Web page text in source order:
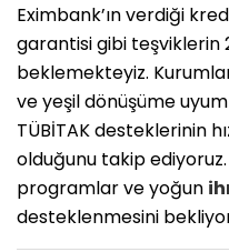
Eximbank’ın verdiği
garantisi gibi teşviklerin
beklemekteyiz.
ve yeşil dönüşüme
TÜBİTAK desteklerinin
olduğunu takip
programlar ve yoğun
desteklenmesini